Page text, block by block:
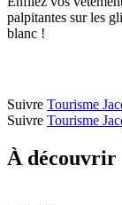
palpitantes sur les
blanc !
Suivre Tourisme
Suivre Tourisme
À découvrir